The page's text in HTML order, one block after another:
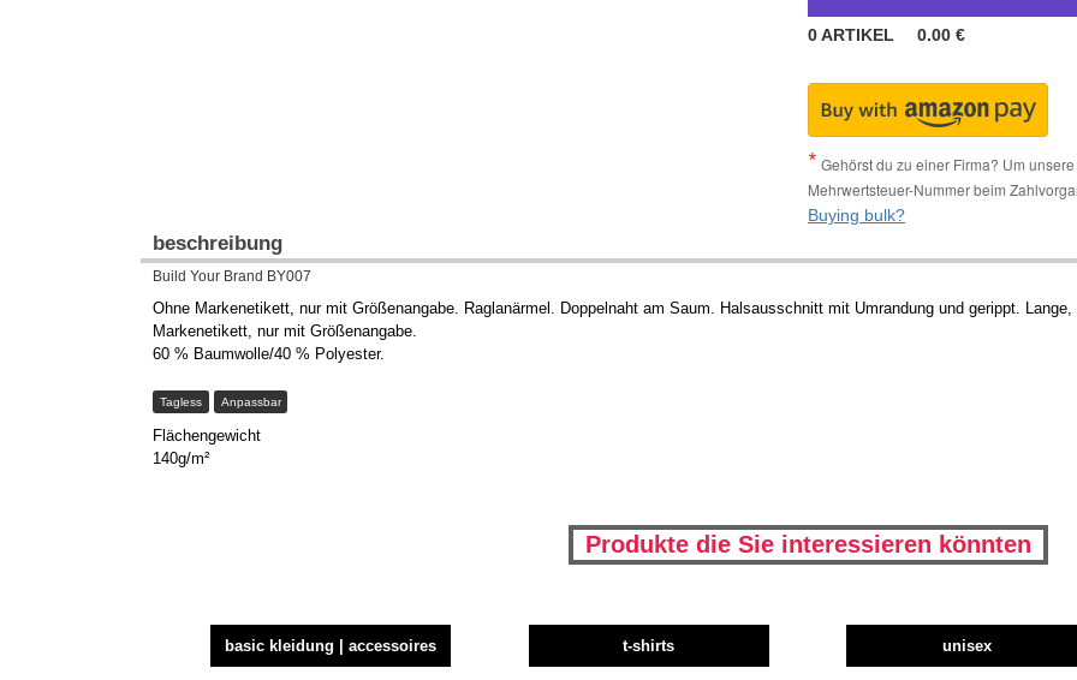
0ARTIKEL 0.00 €
Gehörst du zu einer Firma? Um
Mehrwertsteuer-Nummer beim
Buying bulk?
beschreibung
Build Your Brand BY007
Ohne Markenetikett, nur mit Größenangabe. Raglanärmel. Doppelnaht am Saum. Halsausschnitt mit Umrandung und gerippt.
Markenetikett, nur mit Größenangabe.
60 % Baumwolle/40 % Polyester.
Tagless Anpassbar
Flächengewicht
140g/m²
Produkte die Sie interessieren könnten
basic kleidung | accessoires t-shirts unisex